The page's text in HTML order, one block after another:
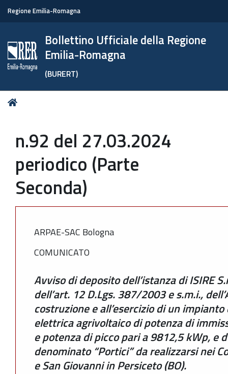
Regione Emilia-Romagna
Bollettino Ufficiale della Regione
Emilia-Romagna
(BURERT)
Tu
n.92 del 27.03.2024
periodico (Parte
Seconda)
ARPAE-SAC Bologna
COMUNICATO
Avviso di deposito dell’istanza di ISIRE
dell’art. 12 D.Lgs. 387/2003 e s.m.i.,
costruzione e all’esercizio di un
elettrica agrivoltaico di potenza di
e potenza di picco pari a 9812,5 kWp, e
denominato “Portici” da realizzarsi nei
e San Giovanni in Persiceto (BO).